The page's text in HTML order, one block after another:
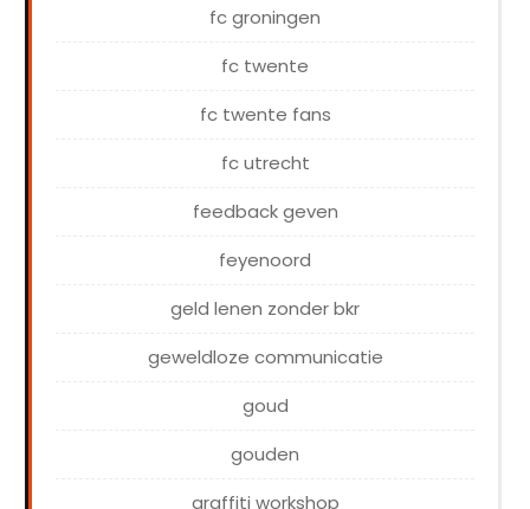
fc groningen
fc twente
fc twente fans
fc utrecht
feedback geven
feyenoord
geld lenen zonder bkr
geweldloze communicatie
goud
gouden
graffiti workshop